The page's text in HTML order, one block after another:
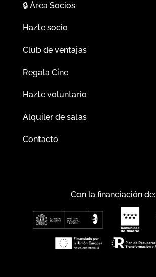
🔒Área Socios
Hazte socio
Club de ventajas
Regala Cine
Hazte voluntario
Alquiler de salas
Contacto
Con la financiación de: